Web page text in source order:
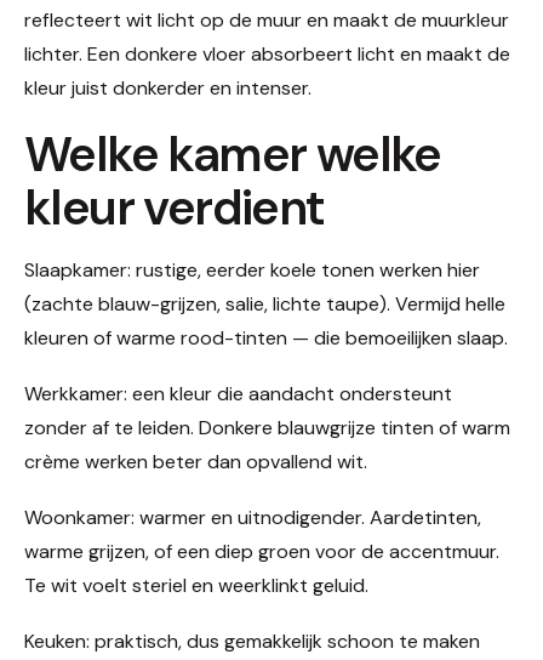
reflecteert wit licht op de muur en maakt de muurkleur
lichter. Een donkere vloer absorbeert licht en maakt de
kleur juist donkerder en intenser.
Welke kamer welke
kleur verdient
Slaapkamer: rustige, eerder koele tonen werken hier
(zachte blauw-grijzen, salie, lichte taupe). Vermijd helle
kleuren of warme rood-tinten — die bemoeilijken slaap.
Werkkamer: een kleur die aandacht ondersteunt
zonder af te leiden. Donkere blauwgrijze tinten of warm
crème werken beter dan opvallend wit.
Woonkamer: warmer en uitnodigender. Aardetinten,
warme grijzen, of een diep groen voor de accentmuur.
Te wit voelt steriel en weerklinkt geluid.
Keuken: praktisch, dus gemakkelijk schoon te maken